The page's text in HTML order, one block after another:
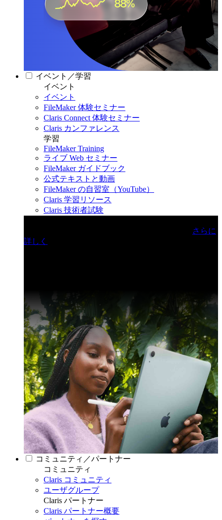
イベント／学習
イベント
イベント
FileMaker 体験セミナー
Claris Connect 体験セミナー
Claris カンファレンス
学習
FileMaker Training
ライブ Web セミナー
FileMaker ガイドブック
公式テキストと動画
FileMaker の自習室（YouTube）
Claris 学習リソース
Claris 技術者試験
さらに
詳しく
コミュニティ／パートナー
コミュニティ
Claris コミュニティ
ユーザグループ
Claris パートナー
Claris パートナー概要